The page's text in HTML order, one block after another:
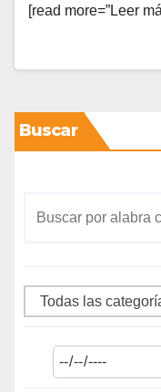
[read more=”Leer
Buscar